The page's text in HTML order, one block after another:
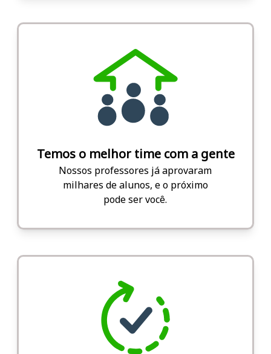
Temos o melhor time com a gente
Nossos professores já aprovaram
milhares de alunos, e o próximo
pode ser você.